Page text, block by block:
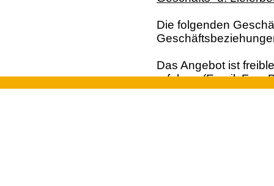
Die folgenden
Das Angebot ist
erfolgen (Email; Fax;
Vertragsangebot. Die